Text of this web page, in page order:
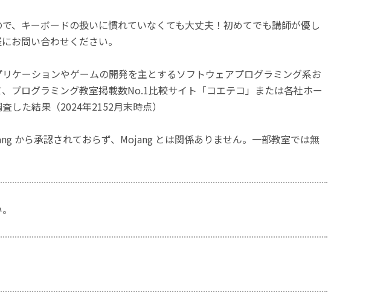
、キーボードの扱いに慣れていなくても大丈夫！初めてでも講師が優し
お問い合わせください。
ケーションやゲームの開発を主とするソフトウェアプログラミング系お
プログラミング教室掲載数No.1比較サイト「コエテコ」または各社ホー
した結果（2024年2152月末時点）
から承認されておらず、Mojang とは関係ありません。一部教室では無